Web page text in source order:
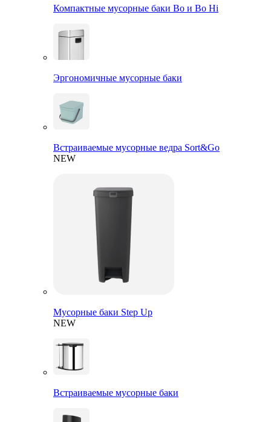
Компактные мусорные баки Bo и Bo Hi
Эргономичные мусорные баки
Встраиваемые мусорные ведра Sort&Go
NEW
Мусорные баки Step Up
NEW
Встраиваемые мусорные баки